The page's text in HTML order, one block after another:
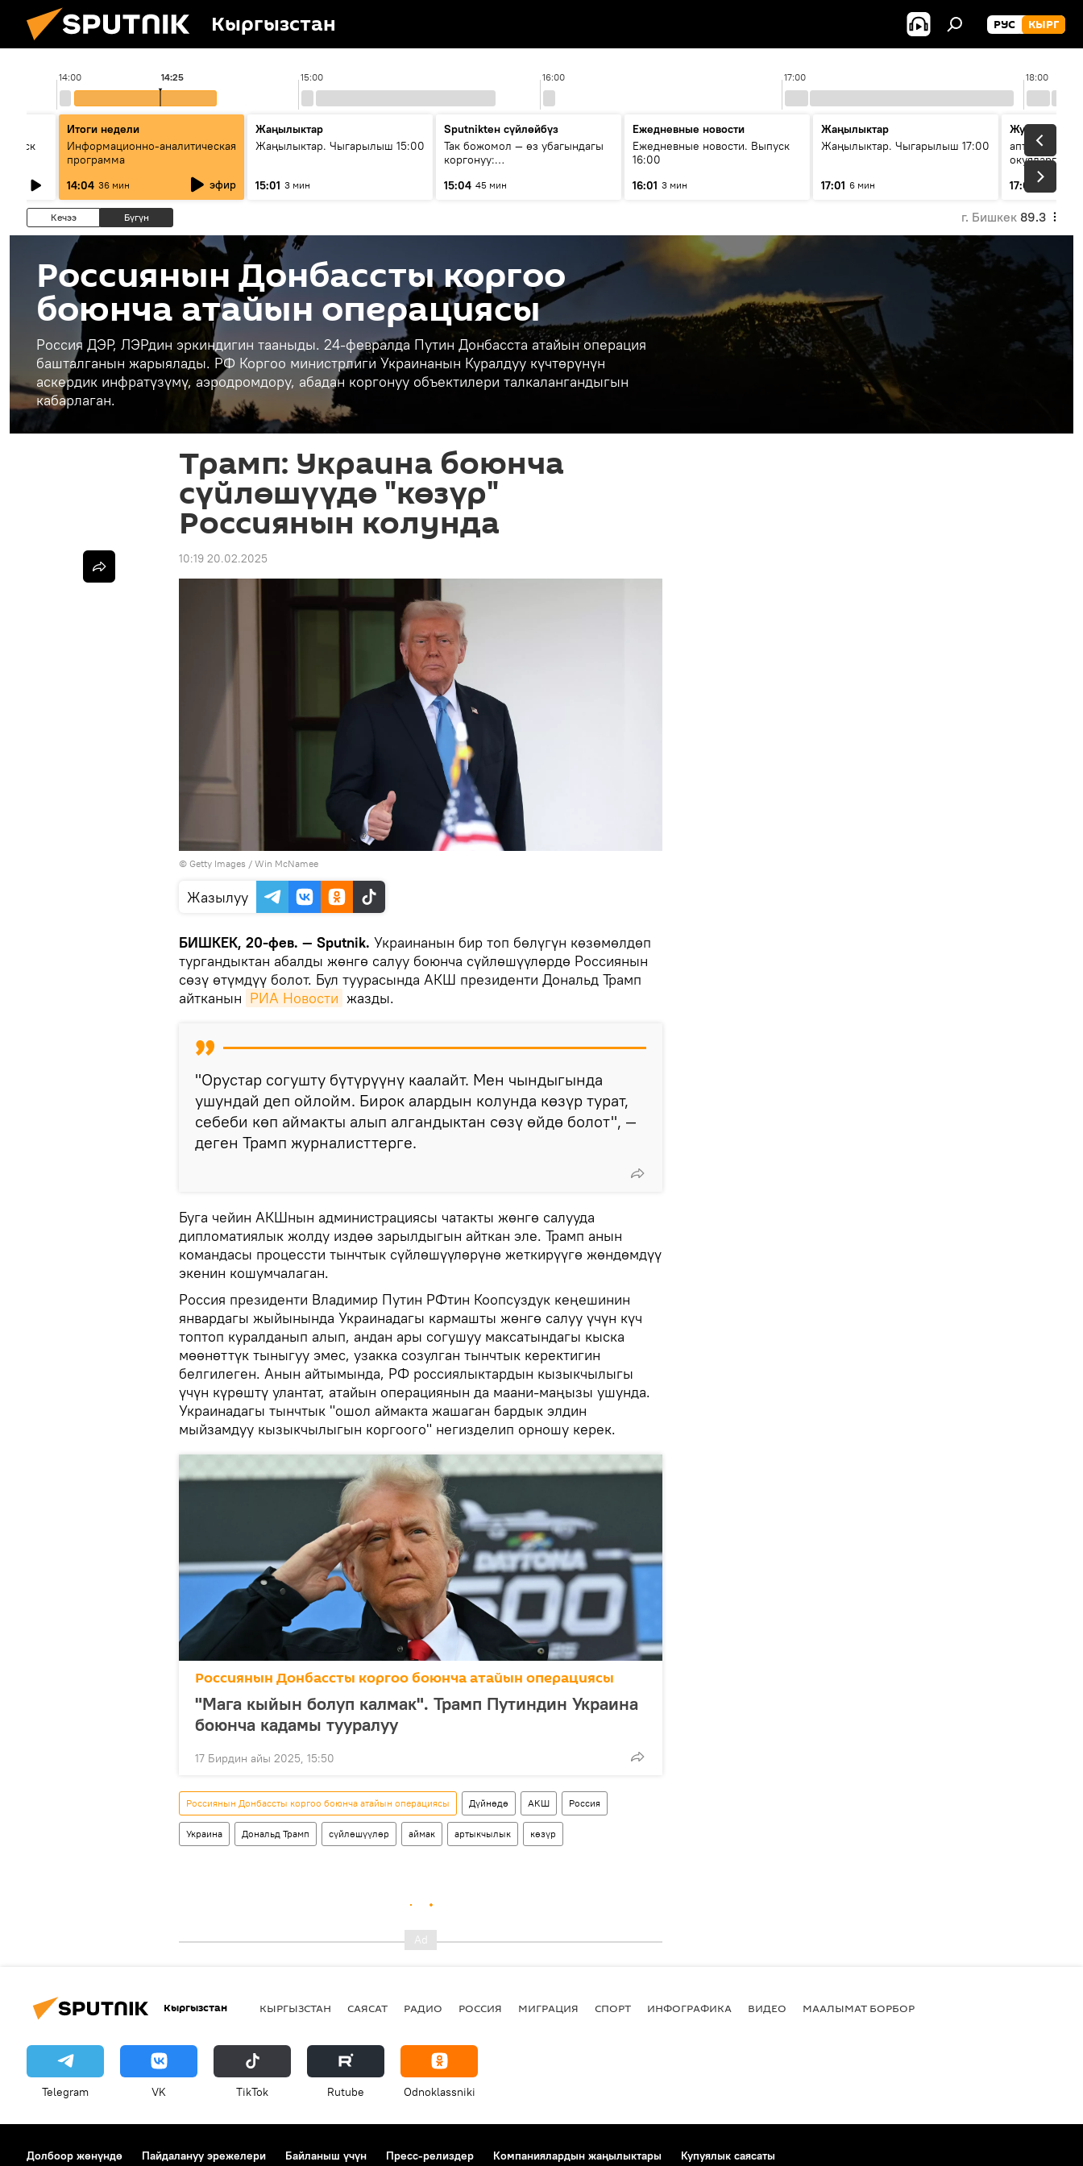
Кыргызстан РУС КЫРГ
14:00 15:00 16:00 17:00 18:00
14:25
Итоги недели
Информационно-аналитическая
программа
14:04 36 мин эфир
Жаңылыктар
Жаңылыктар. Чыгарылыш 15:00
15:01 3 мин
Sputnikteн сүйлөйбүз
Так божомол — өз убагындагы
коргонуу:
кантип өркүндөтүлүүдө
15:04 45 мин
Ежедневные новости
Ежедневные новости. Выпуск
16:00
16:01 3 мин
Жаңылыктар
Жаңылыктар. Чыгарылыш 17:00
17:01 6 мин
Жума
апта ичинде
окуяларга
17:07
51 мин
Кечээ Бүгүн г. Бишкек 89.3
Россиянын Донбассты коргоо
боюнча атайын операциясы
Россия ДЭР, ЛЭРдин эркиндигин тааныды. 24-февралда Путин Донбасста атайын операция
башталганын жарыялады. РФ Коргоо министрлиги Украинанын Куралдуу күчтөрүнүн
аскердик инфратүзүмү, аэродромдору, абадан коргонуу объектилери талкалангандыгын
кабарлаган.
Трамп: Украина боюнча
сүйлөшүүдө "көзүр"
Россиянын колунда
10:19 20.02.2025
© Getty Images / Win McNamee
Жазылуу
БИШКЕК, 20-фев. — Sputnik. Украинанын бир топ бөлүгүн көзөмөлдөп
тургандыктан абалды жөнгө салуу боюнча сүйлөшүүлөрдө Россиянын
сөзү өтүмдүү болот. Бул туурасында АКШ президенти Дональд Трамп
айтканын РИА Новости жазды.
"Орустар согушту бүтүрүүнү каалайт. Мен чындыгында
ушундай деп ойлойм. Бирок алардын колунда көзүр турат,
себеби көп аймакты алып алгандыктан сөзү өйдө болот", —
деген Трамп журналисттерге.
Буга чейин АКШнын администрациясы чатакты жөнгө салууда
дипломатиялык жолду издөө зарылдыгын айткан эле. Трамп анын
командасы процессти тынчтык сүйлөшүүлөрүнө жеткирүүгө жөндөмдүү
экенин кошумчалаган.
Россия президенти Владимир Путин РФтин Коопсуздук кеңешинин
январдагы жыйынында Украинадагы кармашты жөнгө салуу үчүн күч
топтоп куралданып алып, андан ары согушуу максатындагы кыска
мөөнөттүк тыныгуу эмес, узакка созулган тынчтык керектигин
белгилеген. Анын айтымында, РФ россиялыктардын кызыкчылыгы
үчүн күрөштү улантат, атайын операциянын да маани-маңызы ушунда.
Украинадагы тынчтык "ошол аймакта жашаган бардык элдин
мыйзамдуу кызыкчылыгын коргоого" негизделип орношу керек.
Россиянын Донбассты коргоо боюнча атайын операциясы
"Мага кыйын болуп калмак". Трамп Путиндин Украина
боюнча кадамы тууралуу
17 Бирдин айы 2025, 15:50
Россиянын Донбассты коргоо боюнча атайын операциясы Дүйнөдө АКШ Россия
Украина Дональд Трамп сүйлөшүүлөр аймак артыкчылык көзүр
Кыргызстан КЫРГЫЗСТАН САЯСАТ РАДИО РОССИЯ МИГРАЦИЯ СПОРТ ИНФОГРАФИКА ВИДЕО МААЛЫМАТ БОРБОР
Telegram VK ТikТоk Rutube Odnoklassniki
Долбоор жөнүндө Пайдалануу эрежелери Байланыш үчүн Пресс-релиздер Компаниялардын жаңылыктары Купуялык саясаты